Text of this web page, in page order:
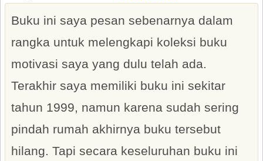
Buku ini saya pesan sebenarnya dalam
rangka untuk melengkapi koleksi buku
motivasi saya yang dulu telah ada.
Terakhir saya memiliki buku ini sekitar
tahun 1999, namun karena sudah sering
pindah rumah akhirnya buku tersebut
hilang. Tapi secara keseluruhan buku ini